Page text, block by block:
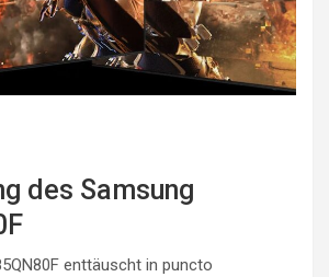
des Samsung
enttäuscht in puncto